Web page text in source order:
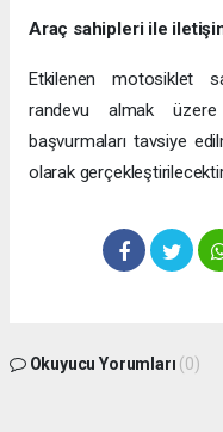
Araç sahipleri ile
Etkilenen motosiklet
randevu almak üzere
başvurmaları tavsiye
olarak
Okuyucu Yorumları (0)